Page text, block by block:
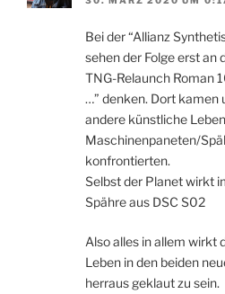
Bei der “Allianz
sehen der Folge erst an
TNG-Relaunch Roman
…” denken. Dort kamen
andere künstliche
Maschinenpaneten/
konfrontierten.
Selbst der Planet wirkt
Spähre aus DSC S02
Also alles in allem wirkt
Leben in den beiden
herraus geklaut zu sein.